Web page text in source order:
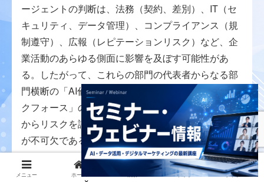
ージェントの判断は、法務（契約、差別）、IT（セ
キュリティ、データ管理）、コンプライアンス（規
制遵守）、広報（レピテーションリスク）など、企
業活動のあらゆる側面に影響を及ぼす可能性があ
る。したがって、これらの部門の代表者からなる部
門横断の「AI倫理委員会」や「AIガバナンス・タス
クフォース」のような組織を組成し、全社的な視点
からリスクを評価し、管理する体制を構築すること
が不可欠である。
メニュー ホーム トップ サイドバー